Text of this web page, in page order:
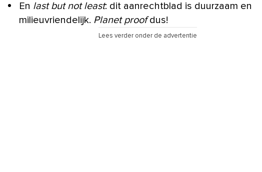
En last but not least: dit aanrechtblad is duurzaam en
milieuvriendelijk. Planet proofdus!
Lees verder onder de advertentie